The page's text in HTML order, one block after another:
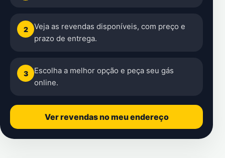
2
Veja as revendas disponíveis, com preço e
prazo de entrega.
3
Escolha a melhor opção e peça seu gás
online.
Ver revendas no meu endereço